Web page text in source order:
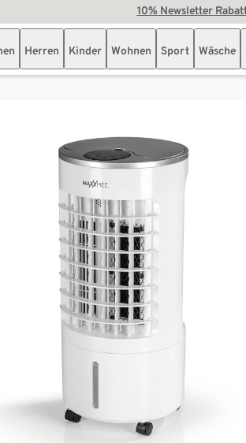
10% Newsletter
Herren Kinder Wohnen Sport Wäsche